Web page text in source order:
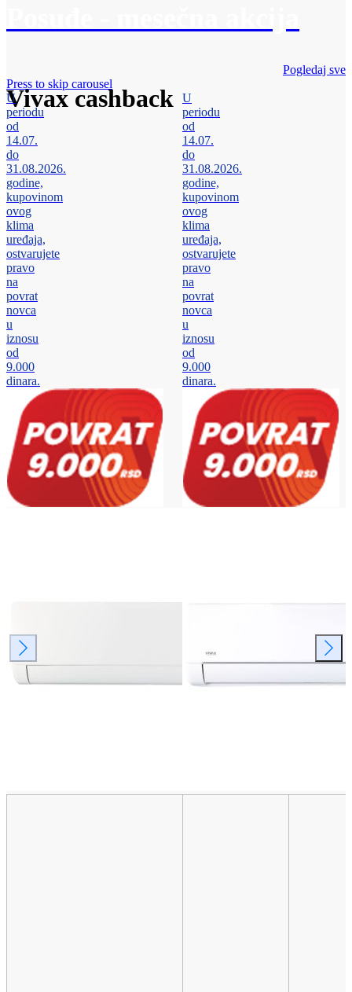
Vivax cashback
Pogledaj sve
Press to skip carousel
U
periodu
od
14.07.
do
31.08.2026.
godine,
kupovinom
ovog
klima
uređaja,
ostvarujete
pravo
na
povrat
novca
u
iznosu
od
9.000
dinara.
U
periodu
od
14.07.
do
31.08.2026.
godine,
kupovinom
ovog
klima
uređaja,
ostvarujete
pravo
na
povrat
novca
u
iznosu
od
9.000
dinara.